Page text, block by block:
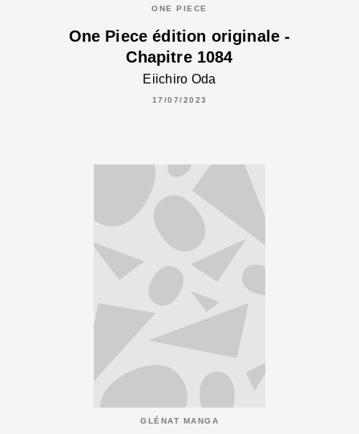
ONE PIECE
One Piece édition originale -
Chapitre 1084
Eiichiro Oda
17/07/2023
GLÉNAT MANGA